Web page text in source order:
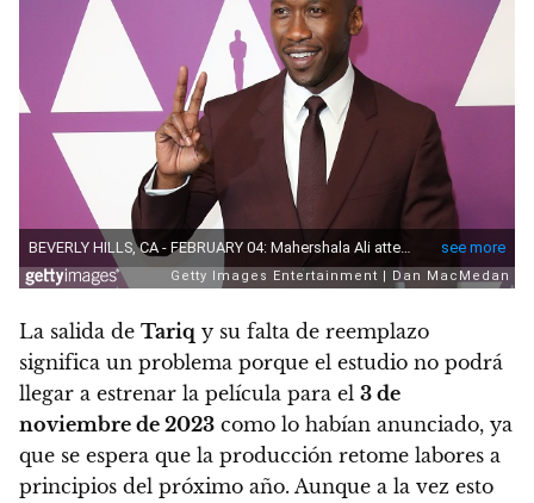
La salida de Tariq y su falta de reemplazo
significa un problema porque el estudio no podrá
llegar a estrenar la película para el 3 de
noviembre de 2023 como lo habían anunciado, ya
que se espera que la producción retome labores a
principios del próximo año. Aunque a la vez esto